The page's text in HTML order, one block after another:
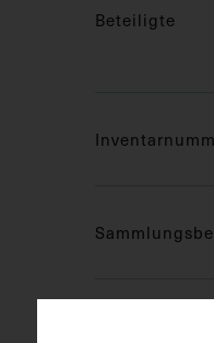
Beteiligte